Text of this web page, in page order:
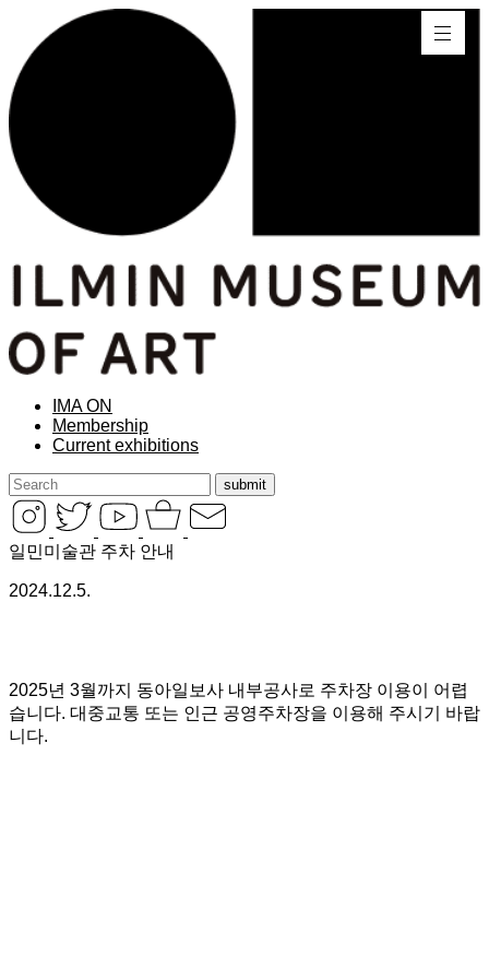
IMA ON
Membership
Current exhibitions
일민미술관 주차 안내
2024.12.5.
2025년 3월까지 동아일보사 내부공사로 주차장 이용이 어렵
습니다. 대중교통 또는 인근 공영주차장을 이용해 주시기 바랍
니다.